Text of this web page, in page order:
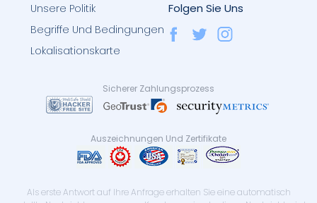
Unsere Politik
Begriffe Und Bedingungen
Lokalisationskarte
Folgen Sie Uns
Sicherer Zahlungsprozess
Auszeichnungen Und Zertifikate
Als erste Antwort auf Ihre Anfrage erhalten Sie eine automatisch